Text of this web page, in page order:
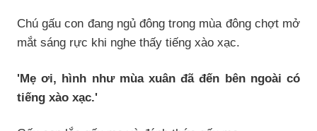
Chú gấu con đang ngủ đông trong mùa đông chợt mở
mắt sáng rực khi nghe thấy tiếng xào xạc.
'Mẹ ơi, hình như mùa xuân đã đến bên ngoài có
tiếng xào xạc.'